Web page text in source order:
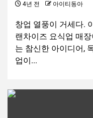
4년 전 아이티동아
창업 열풍이 거세다.
랜차이즈 요식업 매
는 참신한 아이디어,
업이...